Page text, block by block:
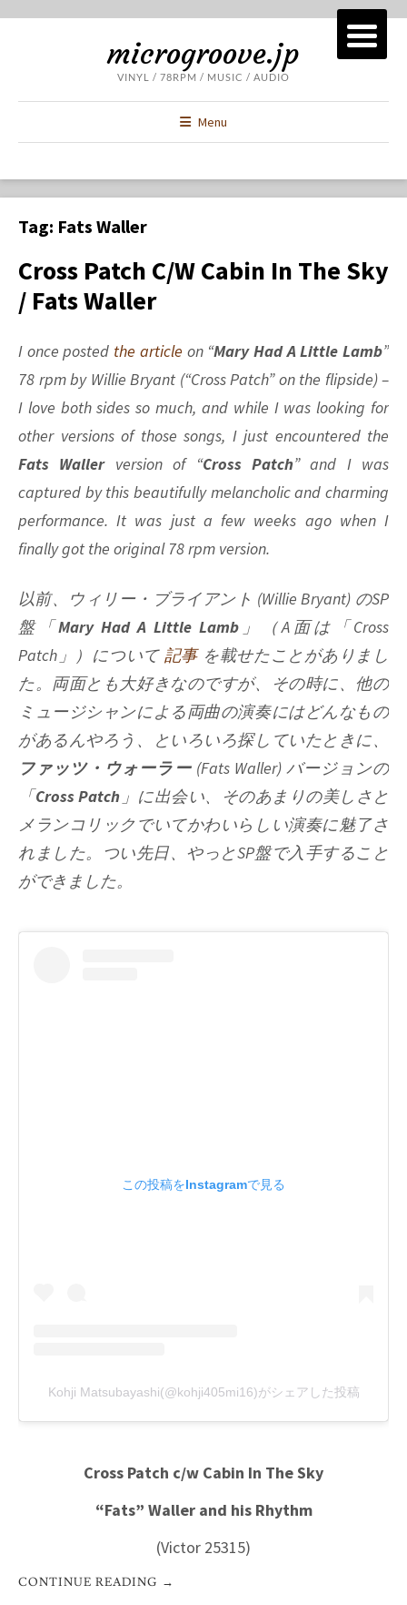
microgroove.jp
VINYL / 78RPM / MUSIC / AUDIO
Menu
Tag: Fats Waller
Cross Patch C/w Cabin In The Sky
/ Fats Waller
I once posted the article on “Mary Had A Little Lamb”
78 rpm by Willie Bryant (“Cross Patch” on the flipside) –
I love both sides so much, and while I was looking for
other versions of those songs, I just encountered the
Fats Wallerversion of “Cross Patch” and I was
captured by this beautifully melancholic and charming
performance. It was just a few weeks ago when I
finally got the original 78 rpm version.
以前、ウィリー・ブライアント (Willie Bryant) のSP
盤「Mary Had A Little Lamb」（A面は「Cross
Patch 」）について 記事を載せたことがありまし
た。両面とも大好きなのですが、その時に、他の
ミュージシャンによる両曲の演奏にはどんなもの
があるんやろう、といろいろ探していたときに、
ファッツ・ウォーラー(Fats Waller) バージョンの
「Cross Patch 」に出会い、そのあまりの美しさと
メランコリックでいてかわいらしい演奏に魅了さ
れました。つい先日、やっとSP盤で入手すること
ができました。
この投稿をInstagramで見る
Kohji Matsubayashi(@kohji405mi16)がシェアした投稿
Cross Patch c/w Cabin In The Sky
“Fats” Waller and his Rhythm
(Victor 25315)
CONTINUE READING →